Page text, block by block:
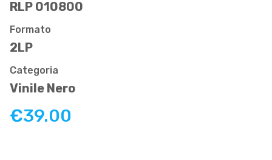
RLP 010800
Formato
2LP
Categoria
Vinile Nero
€39.00